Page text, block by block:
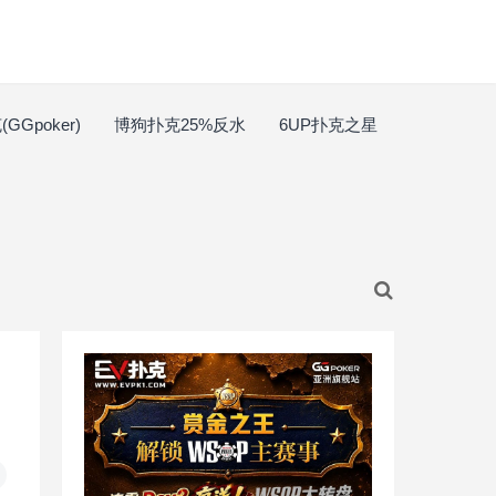
博狗扑克25%反水 6UP扑克之星